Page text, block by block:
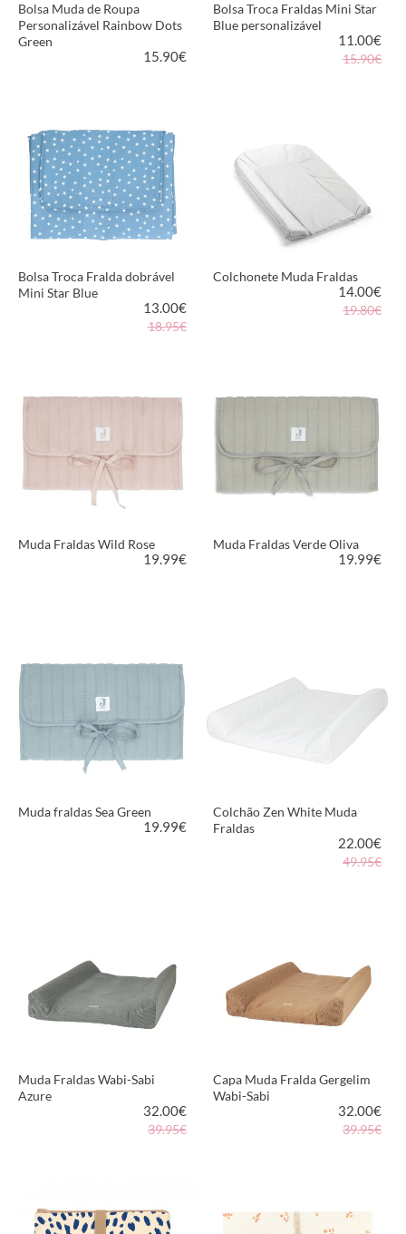
Bolsa Muda de Roupa
Personalizável Rainbow Dots
Green
15.90€
Bolsa Troca Fraldas Mini Star
Blue personalizável
11.00€
15.90€
Bolsa Troca Fralda dobrável
Mini Star Blue
13.00€
18.95€
Colchonete Muda Fraldas
14.00€
19.80€
Muda Fraldas Wild Rose
19.99€
Muda Fraldas Verde Oliva
19.99€
Muda fraldas Sea Green
19.99€
Colchão Zen White Muda
Fraldas
22.00€
49.95€
Muda Fraldas Wabi-Sabi
Azure
32.00€
39.95€
Capa Muda Fralda Gergelim
Wabi-Sabi
32.00€
39.95€